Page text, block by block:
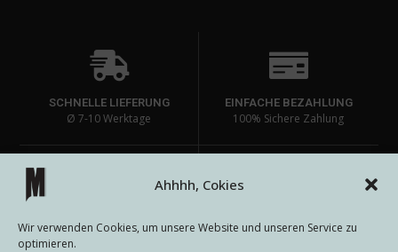
Ahhhh, Cokies
Wir verwenden Cookies, um unsere Website und unseren Service zu
optimieren.
SCHNELLE LIEFERUNG
Ø 7-10 Werktage
EINFACHE BEZAHLUNG
100% Sichere Zahlung
Lange Haltbarkeit bei den
EINZIGARTIGE DESIGNS